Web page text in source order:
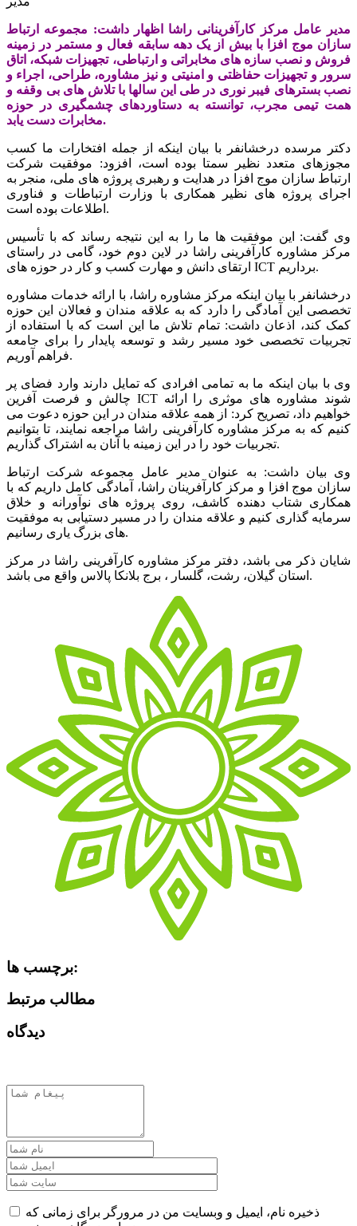
مدیر عامل مرکز کارآفرینانی راشا اظهار داشت: مجموعه ارتباط
سازان موج افزا با بیش از یک دهه سابقه فعال و مستمر در زمینه
فروش و نصب سازه های مخابراتی و ارتباطی، تجهیزات شبکه، اتاق
سرور و تجهیزات حفاظتی و امنیتی و نیز مشاوره، طراحی، اجراء و
نصب بسترهای فیبر نوری در طی این سالها با تلاش های بی وقفه و
همت تیمی مجرب، توانسته به دستاوردهای چشمگیری در حوزه
مخابرات دست یابد.
دکتر مرسده درخشانفر با بیان اینکه از جمله افتخارات ما کسب
مجوزهای متعدد نظیر سمتا بوده است، افزود: موفقیت شرکت
ارتباط سازان موج افزا در هدایت و رهبری پروژه های ملی، منجر به
اجرای پروژه های نظیر همکاری با وزارت ارتباطات و فناوری
اطلاعات بوده است.
وی گفت: این موفقیت ها ما را به این نتیجه رساند که با تأسیس
مرکز مشاوره کارآفرینی راشا در لاین دوم خود، گامی در راستای
ارتقای دانش و مهارت کسب و کار در حوزه های ICT برداریم.
درخشانفر با بیان اینکه مرکز مشاوره راشا، با ارائه خدمات مشاوره
تخصصی این آمادگی را دارد که به علاقه مندان و فعالان این حوزه
کمک کند، اذعان داشت: تمام تلاش ما این است که با استفاده از
تجربیات تخصصی خود مسیر رشد و توسعه پایدار را برای جامعه
فراهم آوریم.
وی با بیان اینکه ما به تمامی افرادی که تمایل دارند وارد فضای پر
چالش و فرصت آفرین ICT شوند مشاوره های موثری را ارائه
خواهیم داد، تصریح کرد: از همه علاقه مندان در این حوزه دعوت می
کنیم که به مرکز مشاوره کارآفرینی راشا مراجعه نمایند، تا بتوانیم
تجربیات خود را در این زمینه با آنان به اشتراک گذاریم.
وی بیان داشت: به عنوان مدیر عامل مجموعه شرکت ارتباط
سازان موج افزا و مرکز کارآفرینان راشا، آمادگی کامل داریم که با
همکاری شتاب دهنده کاشف، روی پروژه های نوآورانه و خلاق
سرمایه گذاری کنیم و علاقه مندان را در مسیر دستیابی به موفقیت
های بزرگ یاری رسانیم.
شایان ذکر می باشد، دفتر مرکز مشاوره کارآفرینی راشا در مرکز
استان گیلان، رشت، گلسار ، برج بلانکا پالاس واقع می باشد.
برچسب ها:
مطالب مرتبط
دیدگاه
ذخیره نام، ایمیل و وبسایت من در مرورگر برای زمانی که